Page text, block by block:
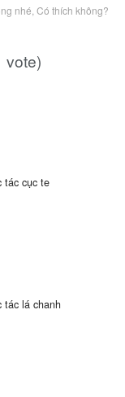
nhé, Có thích không?
vote)
tác cục te
tác lá chanh